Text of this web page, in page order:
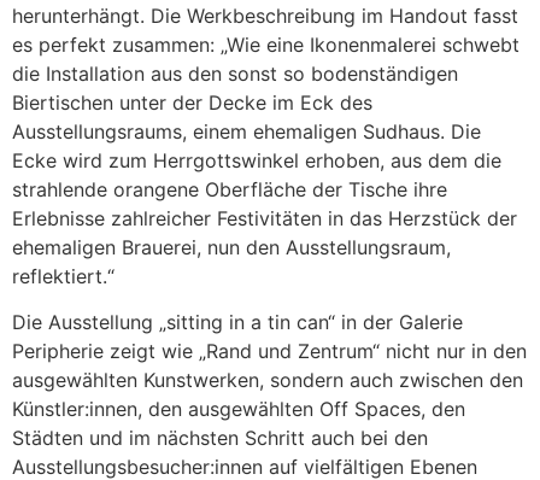
herunterhängt. Die Werkbeschreibung im Handout fasst
es perfekt zusammen: „Wie eine Ikonenmalerei schwebt
die Installation aus den sonst so bodenständigen
Biertischen unter der Decke im Eck des
Ausstellungsraums, einem ehemaligen Sudhaus. Die
Ecke wird zum Herrgottswinkel erhoben, aus dem die
strahlende orangene Oberfläche der Tische ihre
Erlebnisse zahlreicher Festivitäten in das Herzstück der
ehemaligen Brauerei, nun den Ausstellungsraum,
reflektiert.“
Die Ausstellung „sitting in a tin can“ in der Galerie
Peripherie zeigt wie „Rand und Zentrum“ nicht nur in den
ausgewählten Kunstwerken, sondern auch zwischen den
Künstler:innen, den ausgewählten Off Spaces, den
Städten und im nächsten Schritt auch bei den
Ausstellungsbesucher:innen auf vielfältigen Ebenen